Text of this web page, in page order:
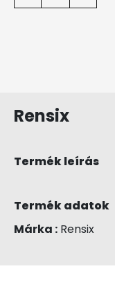
Rensix
Termék leírás
Termék adatok
Márka : Rensix